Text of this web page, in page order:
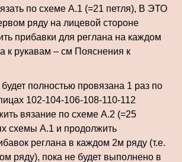
по схеме А.1 (=21 петля), В ЭТО
ряду на лицевой стороне
прибавки для реглана на каждом
к рукавам – см Пояснения к
полностью провязана 1 раз по
102-104-106-108-110-112
вязание по схеме А.2 (=25
схемы А.1 и продолжить
реглана в каждом 2м ряду (т.е.
ряду), пока не будет выполнено в